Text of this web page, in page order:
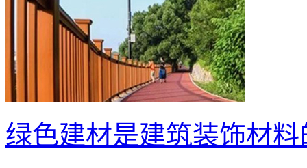
绿色建材是建筑装饰材